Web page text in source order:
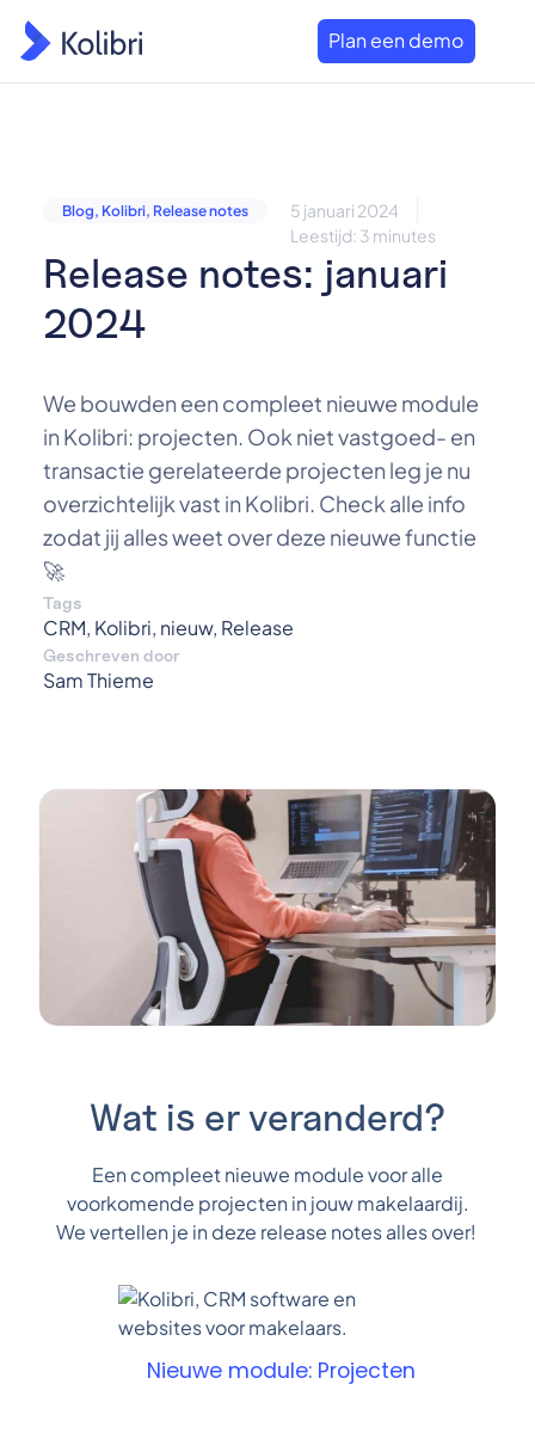
Plan een demo
Blog, Kolibri, Release notes
5 januari 2024
Leestijd: 3 minutes
Release notes: januari
2024
We bouwden een compleet nieuwe module
in Kolibri: projecten. Ook niet vastgoed- en
transactie gerelateerde projecten leg je nu
overzichtelijk vast in Kolibri. Check alle info
zodat jij alles weet over deze nieuwe functie
🚀
Tags
CRM, Kolibri, nieuw, Release
Geschreven door
Sam Thieme
Wat is er veranderd?
Een compleet nieuwe module voor alle
voorkomende projecten in jouw makelaardij.
We vertellen je in deze release notes alles over!
Nieuwe module: Projecten